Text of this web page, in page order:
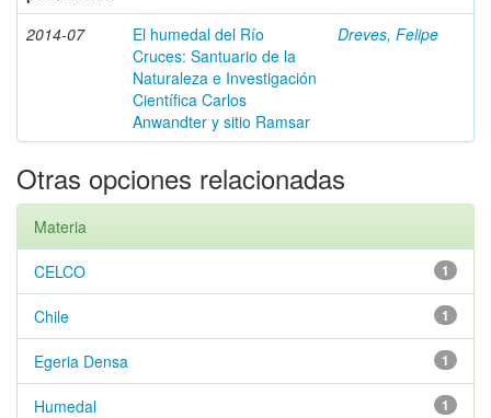
2014-07
El humedal del Río
Cruces: Santuario de la
Naturaleza e Investigación
Científica Carlos
Anwandter y sitio Ramsar
Dreves, Felipe
Otras opciones relacionadas
Materia
1
CELCO
1
Chile
1
Egeria Densa
1
Humedal